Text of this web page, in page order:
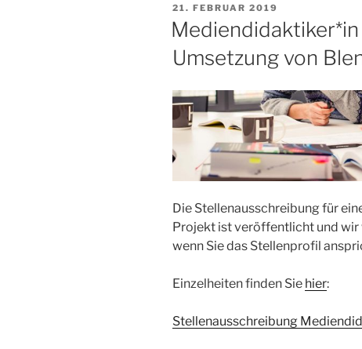
VERÖFFENTLICHT
AM
21. FEBRUAR 2019
Umsetzung von
Die Stellenausschreibung für
Projekt ist veröffentlicht und wir
wenn Sie das Stellenprofil
Einzelheiten finden Sie hier:
Stellenausschreibung